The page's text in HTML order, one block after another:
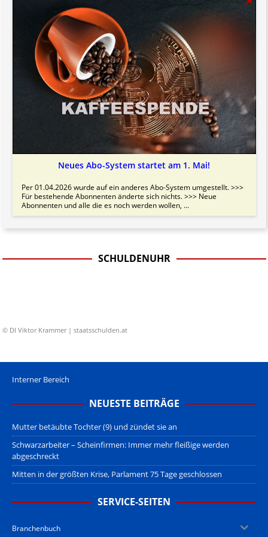
Neues Abo-System startet am 1. Mai!
Per 01.04.2026 wurde auf ein anderes Abo-System umgestellt. >>>
Für bestehende Abonnenten änderte sich nichts. >>> Neue
Abonnenten und alle die es noch werden wollen, ...
SCHULDENUHR
© DI Viktor Krammer | staatsschulden.at
Interner Bereich
NEUESTE BEITRÄGE
Mutter betäubte Tochter (9) und zündet sie an
Schwarzarbeiter – Scheinfirmen: Immer mehr fleißige werden
abgeschreckt
Mitten in der größten Krise, Parlament 75 Tage geschlossen
SERVICE-SEITEN
Branchenbuch